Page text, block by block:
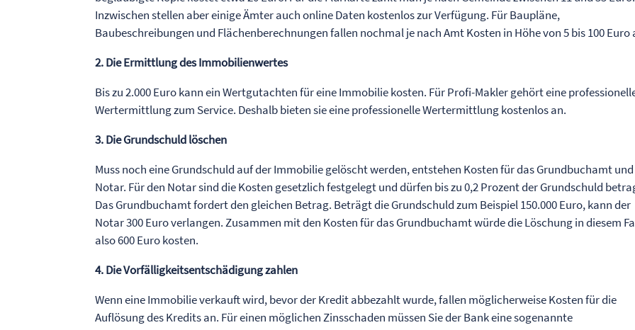
Inzwischen stellen aber einige Ämter auch online Daten kostenlos zur Verfügung. Für Baupläne,
Baubeschreibungen und Flächenberechnungen fallen nochmal je nach Amt Kosten in Höhe von 5 bis 100 Euro
2. Die Ermittlung des Immobilienwertes
Bis zu 2.000 Euro kann ein Wertgutachten für eine Immobilie kosten. Für Profi-Makler gehört eine
Wertermittlung zum Service. Deshalb bieten sie eine professionelle Wertermittlung kostenlos an.
3. Die Grundschuld löschen
Muss noch eine Grundschuld auf der Immobilie gelöscht werden, entstehen Kosten für das Grundbuchamt
Notar. Für den Notar sind die Kosten gesetzlich festgelegt und dürfen bis zu 0,2 Prozent der Grundschuld
Das Grundbuchamt fordert den gleichen Betrag. Beträgt die Grundschuld zum Beispiel 150.000 Euro, kann der
Notar 300 Euro verlangen. Zusammen mit den Kosten für das Grundbuchamt würde die Löschung in diesem
also 600 Euro kosten.
4. Die Vorfälligkeitsentschädigung zahlen
Wenn eine Immobilie verkauft wird, bevor der Kredit abbezahlt wurde, fallen möglicherweise Kosten für die
Auflösung des Kredits an. Für einen möglichen Zinsschaden müssen Sie der Bank eine sogenannte